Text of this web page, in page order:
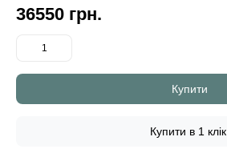
36550 грн.
Купити
Купити в 1 клік